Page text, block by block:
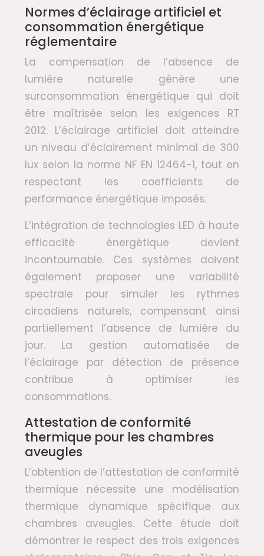
Normes d’éclairage artificiel et
consommation énergétique
réglementaire
La compensation de l’absence de
lumière naturelle génère une
surconsommation énergétique qui doit
être maîtrisée selon les exigences RT
2012. L’éclairage artificiel doit atteindre
un niveau d’éclairement minimal de 300
lux selon la norme NF EN 12464-1, tout en
respectant les coefficients de
performance énergétique imposés.
L’intégration de technologies LED à haute
efficacité énergétique devient
incontournable. Ces systèmes doivent
également proposer une variabilité
spectrale pour simuler les rythmes
circadiens naturels, compensant ainsi
partiellement l’absence de lumière du
jour. La gestion automatisée de
l’éclairage par détection de présence
contribue à optimiser les
consommations.
Attestation de conformité
thermique pour les chambres
aveugles
L’obtention de l’attestation de conformité
thermique nécessite une modélisation
thermique dynamique spécifique aux
chambres aveugles. Cette étude doit
démontrer le respect des trois exigences